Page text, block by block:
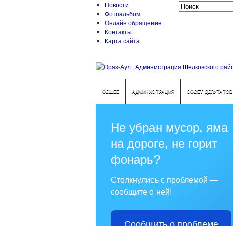
Новости
Фотоальбом
Онлайн обращение
Контакты
Карта сайта
ОБЩЕЕ АДМИНИСТРАЦИЯ СОВЕТ ДЕПУТАТОВ
Не убран мусор, яма
на дороге, не горит
фонарь?
Столкнулись с проблемой —
сообщите о ней!